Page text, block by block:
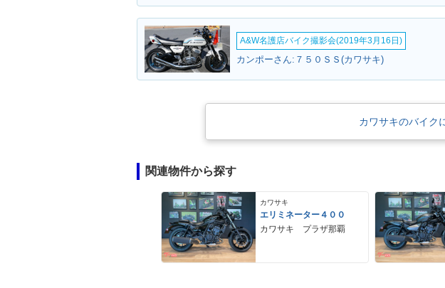
A&W名護店バイク撮影会(2019年3月16日)
カンポーさん:７５０ＳＳ(カワサキ)
カワサキのバイク
関連物件から探す
カワサキ
エリミネーター４００
カワサキ プラザ那覇